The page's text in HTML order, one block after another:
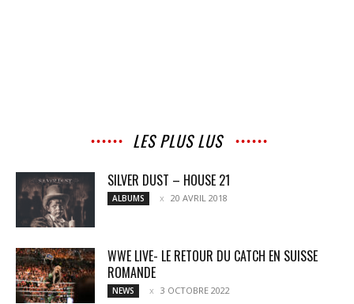
LES PLUS LUS
SILVER DUST – HOUSE 21
ALBUMS 20 AVRIL 2018
WWE LIVE- LE RETOUR DU CATCH EN SUISSE
ROMANDE
NEWS 3 OCTOBRE 2022